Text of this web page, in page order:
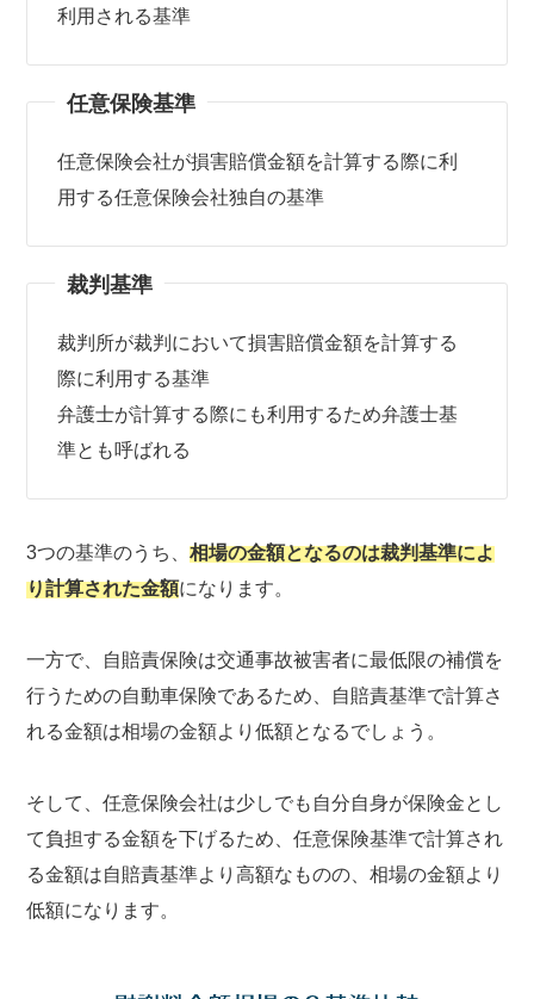
利用される基準
任意保険基準
任意保険会社が損害賠償金額を計算する際に利
用する任意保険会社独自の基準
裁判基準
裁判所が裁判において損害賠償金額を計算する
際に利用する基準
弁護士が計算する際にも利用するため弁護士基
準とも呼ばれる
3つの基準のうち、相場の金額となるのは裁判基準によ
り計算された金額になります。
一方で、自賠責保険は交通事故被害者に最低限の補償を
行うための自動車保険であるため、自賠責基準で計算さ
れる金額は相場の金額より低額となるでしょう。
そして、任意保険会社は少しでも自分自身が保険金とし
て負担する金額を下げるため、任意保険基準で計算され
る金額は自賠責基準より高額なものの、相場の金額より
低額になります。